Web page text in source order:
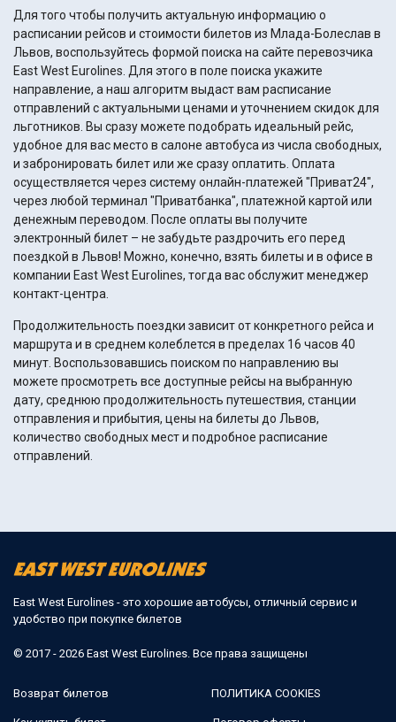
Для того чтобы получить актуальную информацию о
расписании рейсов и стоимости билетов из Млада-Болеслав в
Львов, воспользуйтесь формой поиска на сайте перевозчика
East West Eurolines. Для этого в поле поиска укажите
направление, а наш алгоритм выдаст вам расписание
отправлений с актуальными ценами и уточнением скидок для
льготников. Вы сразу можете подобрать идеальный рейс,
удобное для вас место в салоне автобуса из числа свободных,
и забронировать билет или же сразу оплатить. Оплата
осуществляется через систему онлайн-платежей "Приват24",
через любой терминал "Приватбанка", платежной картой или
денежным переводом. После оплаты вы получите
электронный билет – не забудьте раздрочить его перед
поездкой в Львов! Можно, конечно, взять билеты и в офисе в
компании East West Eurolines, тогда вас обслужит менеджер
контакт-центра.
Продолжительность поездки зависит от конкретного рейса и
маршрута и в среднем колеблется в пределах 16 часов 40
минут. Воспользовавшись поиском по направлению вы
можете просмотреть все доступные рейсы на выбранную
дату, среднюю продолжительность путешествия, станции
отправления и прибытия, цены на билеты до Львов,
количество свободных мест и подробное расписание
отправлений.
East West Eurolines - это хорошие автобусы, отличный сервис и
удобство при покупке билетов
© 2017 - 2026 East West Eurolines. Все права защищены
Возврат билетов ПОЛИТИКА COOKIES